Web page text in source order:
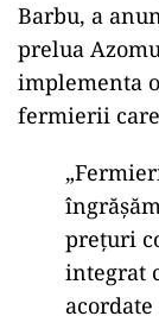
pentru
dezvoltarea
resursei în
fi
„Este
aragaz,